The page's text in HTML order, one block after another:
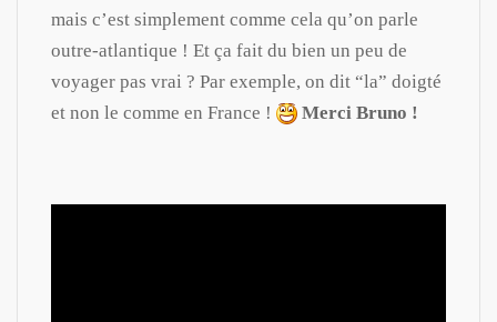
mais c’est simplement comme cela qu’on parle
outre-atlantique ! Et ça fait du bien un peu de
voyager pas vrai ? Par exemple, on dit “la” doigté
et non le comme en France !
Merci Bruno !